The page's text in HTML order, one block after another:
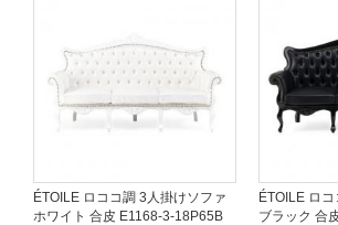
ÉTOILE ロココ調 3人掛けソファ
ホワイト 合皮 E1168-3-18P65B
ÉTOILE ロ
ブラック 合